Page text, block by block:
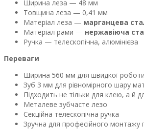
Ширина леза — 48 мм
Товщина леза — 0,41 мм
Матеріал леза — марганцева
Матеріал рами — нержавіюча
Ручка — телескопічна, алюмінієва
Переваги
Ширина 560 мм для швидкої роботи
Зуб 3 мм для рівномірного шару
Підходить не тільки для клею, а й
Металеве зубчасте лезо
Секційна телескопічна ручка
Зручна для професійного монтажу